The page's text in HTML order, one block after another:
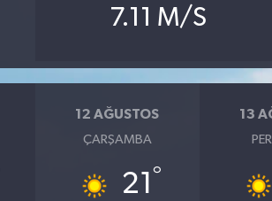
7.11 M/S
12 AĞUSTOS
ÇARŞAMBA
21 °
13